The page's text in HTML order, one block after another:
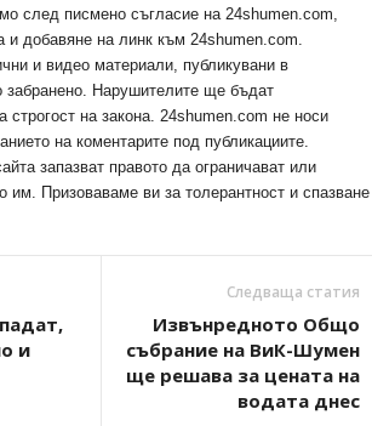
след писмено съгласие на 24shumen.com,
и добавяне на линк към 24shumen.com.
и видео материали, публикувани в
забранено. Нарушителите ще бъдат
строгост на закона. 24shumen.com не носи
на коментарите под публикациите.
запазват правото да ограничават или
им. Призоваваме ви за толерантност и спазване
и
Следваща статия
Извънредното Общо
събрание на ВиК-Шумен
ще решава за цената на
водата днес